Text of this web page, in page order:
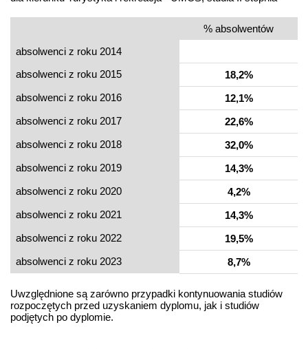
% absolwentów
absolwenci z roku 2014
absolwenci z roku 2015
18,2%
absolwenci z roku 2016
12,1%
absolwenci z roku 2017
22,6%
absolwenci z roku 2018
32,0%
absolwenci z roku 2019
14,3%
absolwenci z roku 2020
4,2%
absolwenci z roku 2021
14,3%
absolwenci z roku 2022
19,5%
absolwenci z roku 2023
8,7%
Uwzględnione są zarówno przypadki kontynuowania studiów
rozpoczętych przed uzyskaniem dyplomu, jak i studiów
podjętych po dyplomie.